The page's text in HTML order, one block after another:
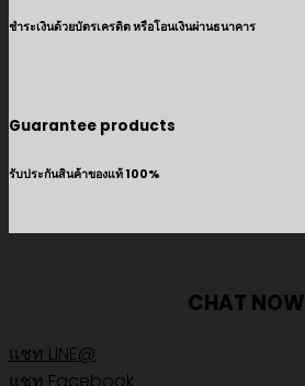
ชำระเงินด้วยบัตรเครดิต หรือโอนเงินผ่านธนาคาร
Guarantee products
รับประกันสินค้าของแท้ 100%
CHAT NOW
แชท LINE@
แชท Facebook